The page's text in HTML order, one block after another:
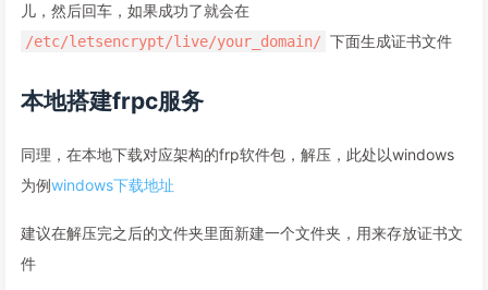
儿，然后回车，如果成功了就会在
/etc/letsencrypt/live/your_domain/ 下面生成证书文件
本地搭建frpc服务
同理，在本地下载对应架构的frp软件包，解压，此处以windows
为例windows下载地址
建议在解压完之后的文件夹里面新建一个文件夹，用来存放证书文
件